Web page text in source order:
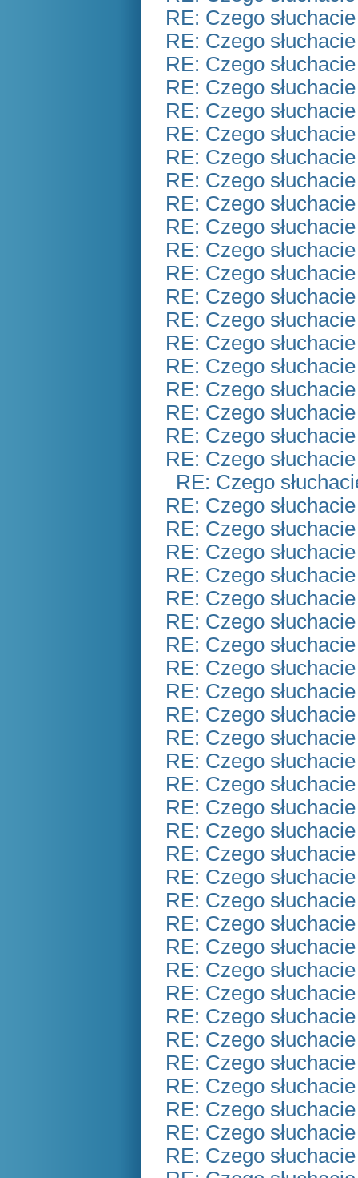
RE: Czego
RE: Czego
RE: Czego
RE: Czego
RE: Czego
RE: Czego
RE: Czego
RE: Czego
RE: Czego
RE: Czego
RE: Czego
RE: Czego
RE: Czego
RE: Czego
RE: Czego
RE: Czego
RE: Czego
RE: Czego
RE: Czego
RE: Czego
RE: Czego
RE: Czego
RE: Czego
RE: Czego
RE: Czego
RE: Czego
RE: Czego
RE: Czego
RE: Czego
RE: Czego
RE: Czego
RE: Czego
RE: Czego
RE: Czego
RE: Czego
RE: Czego
RE: Czego
RE: Czego
RE: Czego
RE: Czego
RE: Czego
RE: Czego
RE: Czego
RE: Czego
RE: Czego
RE: Czego
RE: Czego
RE: Czego
RE: Czego
RE: Czego